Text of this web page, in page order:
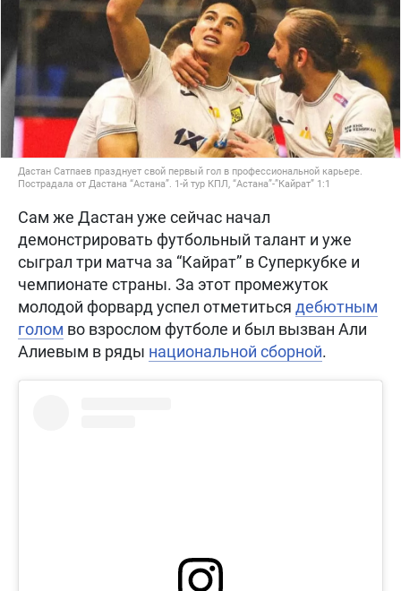
Дастан Сатпаев празднует свой первый гол в профессиональной карьере.
Пострадала от Дастана “Астана”. 1-й тур КПЛ, “Астана”-”Кайрат” 1:1
Сам же Дастан уже сейчас начал
демонстрировать футбольный талант и уже
сыграл три матча за “Кайрат” в Суперкубке и
чемпионате страны. За этот промежуток
молодой форвард успел отметиться дебютным
голом во взрослом футболе и был вызван Али
Алиевым в ряды национальной сборной.